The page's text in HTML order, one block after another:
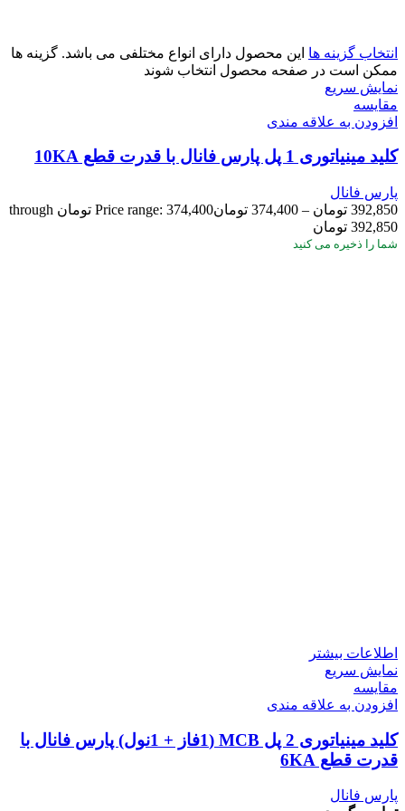
انتخاب گزینه ها این محصول دارای انواع مختلفی می باشد. گزینه ها
ممکن است در صفحه محصول انتخاب شوند
نمایش سریع
مقايسه
افزودن به علاقه مندی
کلید مینیاتوری 1 پل پارس فانال با قدرت قطع 10KA
پارس فانال
392,850 تومان –
374,400 تومان
Price range: 374,400 تومان through
392,850 تومان
شما را ذخیره می کنید
اطلاعات بیشتر
نمایش سریع
مقايسه
افزودن به علاقه مندی
کلید مینیاتوری 2 پل MCB (1فاز + 1نول) پارس فانال با
قدرت قطع 6KA
پارس فانال